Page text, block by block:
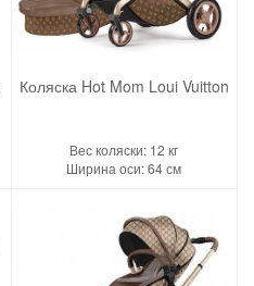
Коляска Hot Mom Loui Vuitton
Вес коляски: 12 кг
Ширина оси: 64 см